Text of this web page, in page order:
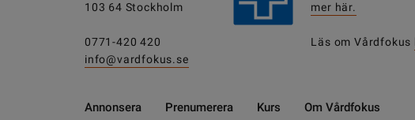
103 64 Stockholm
0771-420 420
info@vardfokus.se
mer här.
Läs om Vårdfokus
Annonsera Prenumerera Kurs Om Vårdfokus